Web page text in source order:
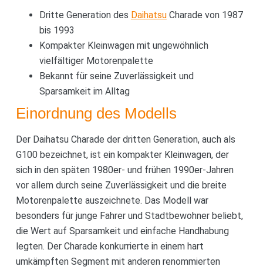
Dritte Generation des DaihatsuCharade von 1987
bis 1993
Kompakter Kleinwagen mit ungewöhnlich
vielfältiger Motorenpalette
Bekannt für seine Zuverlässigkeit und
Sparsamkeit im Alltag
Einordnung des Modells
Der Daihatsu Charade der dritten Generation, auch als
G100 bezeichnet, ist ein kompakter Kleinwagen, der
sich in den späten 1980er- und frühen 1990er-Jahren
vor allem durch seine Zuverlässigkeit und die breite
Motorenpalette auszeichnete. Das Modell war
besonders für junge Fahrer und Stadtbewohner beliebt,
die Wert auf Sparsamkeit und einfache Handhabung
legten. Der Charade konkurrierte in einem hart
umkämpften Segment mit anderen renommierten